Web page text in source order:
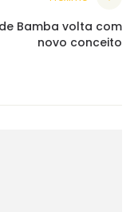
Bamba volta com
novo conceito